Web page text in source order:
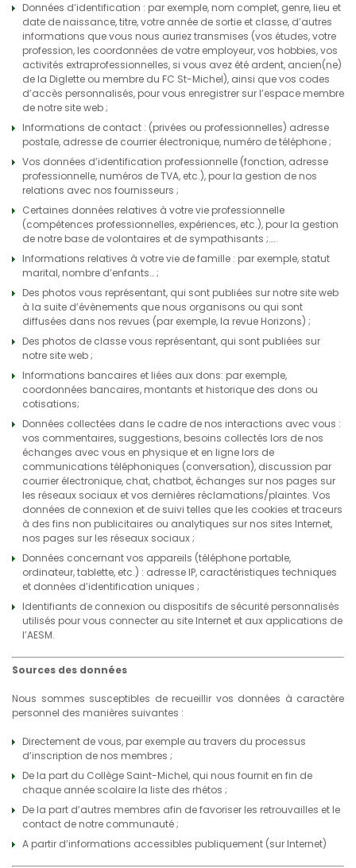
Données d’identification : par exemple, nom complet, genre, lieu et
date de naissance, titre, votre année de sortie et classe, d’autres
informations que vous nous auriez transmises (vos études, votre
profession, les coordonnées de votre employeur, vos hobbies, vos
activités extraprofessionnelles, si vous avez été ardent, ancien(ne)
de la Diglette ou membre du FC St-Michel), ainsi que vos codes
d’accès personnalisés, pour vous enregistrer sur l’espace membre
de notre site web ;
Informations de contact : (privées ou professionnelles) adresse
postale, adresse de courrier électronique, numéro de téléphone ;
Vos données d’identification professionnelle (fonction, adresse
professionnelle, numéros de TVA, etc.), pour la gestion de nos
relations avec nos fournisseurs ;
Certaines données relatives à votre vie professionnelle
(compétences professionnelles, expériences, etc.), pour la gestion
de notre base de volontaires et de sympathisants ;…..
Informations relatives à votre vie de famille : par exemple, statut
marital, nombre d’enfants… ;
Des photos vous représentant, qui sont publiées sur notre site web
à la suite d’évènements que nous organisons ou qui sont
diffusées dans nos revues (par exemple, la revue Horizons) ;
Des photos de classe vous représentant, qui sont publiées sur
notre site web ;
Informations bancaires et liées aux dons: par exemple,
coordonnées bancaires, montants et historique des dons ou
cotisations;
Données collectées dans le cadre de nos interactions avec vous :
vos commentaires, suggestions, besoins collectés lors de nos
échanges avec vous en physique et en ligne lors de
communications téléphoniques (conversation), discussion par
courrier électronique, chat, chatbot, échanges sur nos pages sur
les réseaux sociaux et vos dernières réclamations/plaintes. Vos
données de connexion et de suivi telles que les cookies et traceurs
à des fins non publicitaires ou analytiques sur nos sites Internet,
nos pages sur les réseaux sociaux ;
Données concernant vos appareils (téléphone portable,
ordinateur, tablette, etc.) : adresse IP, caractéristiques techniques
et données d’identification uniques ;
Identifiants de connexion ou dispositifs de sécurité personnalisés
utilisés pour vous connecter au site Internet et aux applications de
l’AESM.
Sources des données
Nous sommes susceptibles de recueillir vos données à caractère
personnel des manières suivantes :
Directement de vous, par exemple au travers du processus
d’inscription de nos membres ;
De la part du Collège Saint-Michel, qui nous fournit en fin de
chaque année scolaire la liste des rhétos ;
De la part d’autres membres afin de favoriser les retrouvailles et le
contact de notre communauté ;
A partir d’informations accessibles publiquement (sur Internet)